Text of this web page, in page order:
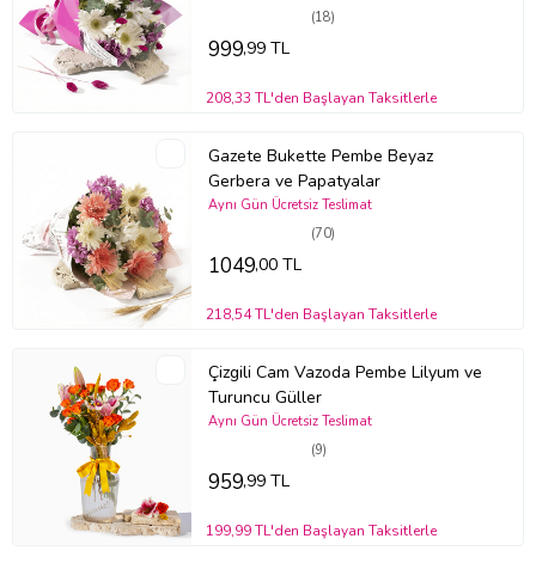
(18)
999,99 TL
208,33 TL'den Başlayan Taksitlerle
Gazete Bukette Pembe Beyaz
Gerbera ve Papatyalar
(70)
Aynı Gün Ücretsiz Teslimat
1049,00 TL
218,54 TL'den Başlayan Taksitlerle
Çizgili Cam Vazoda Pembe Lilyum ve
Turuncu Güller
(9)
Aynı Gün Ücretsiz Teslimat
959,99 TL
199,99 TL'den Başlayan Taksitlerle